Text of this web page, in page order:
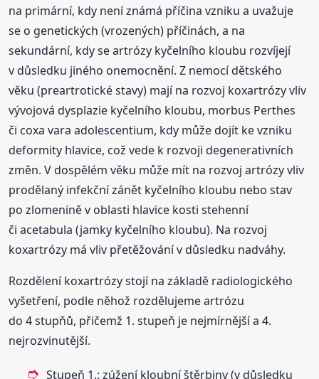
na primární, kdy není známá příčina vzniku a uvažuje
se o genetických (vrozených) příčinách, a na
sekundární, kdy se artrózy kyčelního kloubu rozvíjejí
v důsledku jiného onemocnění. Z nemocí dětského
věku (preartrotické stavy) mají na rozvoj koxartrózy vliv
vývojová dysplazie kyčelního kloubu, morbus Perthes
či coxa vara adolescentium, kdy může dojít ke vzniku
deformity hlavice, což vede k rozvoji degenerativních
změn. V dospělém věku může mít na rozvoj artrózy vliv
prodělaný infekční zánět kyčelního kloubu nebo stav
po zlomenině v oblasti hlavice kosti stehenní
či acetabula (jamky kyčelního kloubu). Na rozvoj
koxartrózy má vliv přetěžování v důsledku nadváhy.
Rozdělení koxartrózy stojí na základě radiologického
vyšetření, podle něhož rozdělujeme artrózu
do 4 stupňů, přičemž 1. stupeň je nejmírnější a 4.
nejrozvinutější.
Stupeň 1.: zúžení kloubní štěrbiny (v důsledku